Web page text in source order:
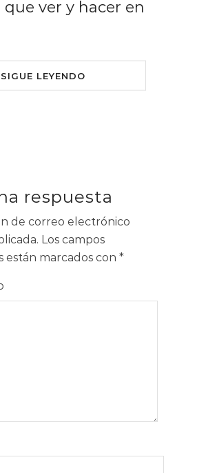
que ver y hacer en
SIGUE LEYENDO
respuesta
de correo electrónico
Los campos
están marcados con *